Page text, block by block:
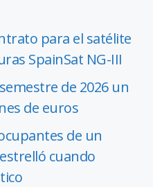
para el satélite
SpainSat NG-III
de 2026 un
de euros
de un
cuando